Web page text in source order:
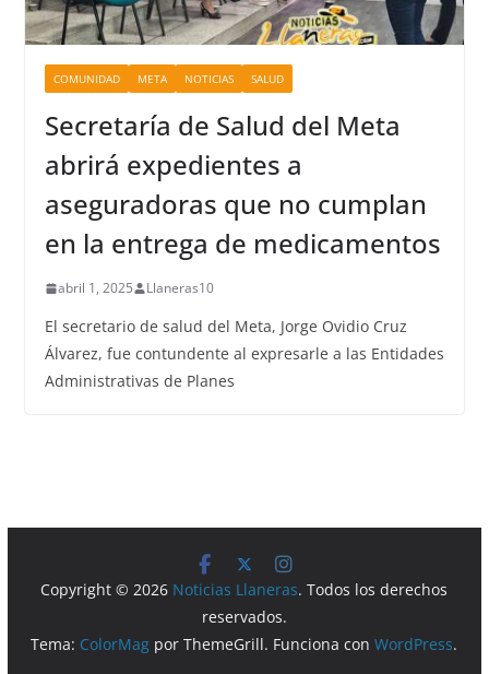
COMUNIDAD META NOTICIAS SALUD
Secretaría de Salud del Meta
abrirá expedientes a
aseguradoras que no cumplan
en la entrega de medicamentos
abril 1, 2025 Llaneras10
El secretario de salud del Meta, Jorge Ovidio Cruz
Álvarez, fue contundente al expresarle a las Entidades
Administrativas de Planes
Copyright © 2026 Noticias Llaneras. Todos los derechos
reservados.
Tema: ColorMag por ThemeGrill. Funciona conWordPress.